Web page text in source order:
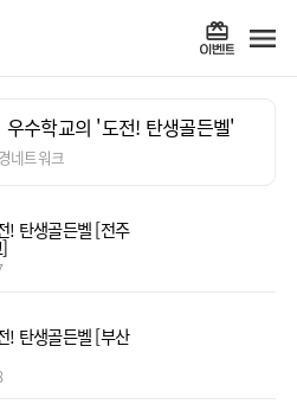
우수학교의 '도전! 탄생골든벨'
네트워크
! 탄생골든벨 [전주
]
! 탄생골든벨 [부산